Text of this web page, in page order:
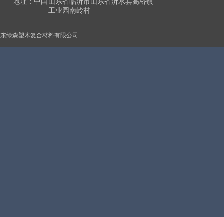
绿森塑木复合材料有限公司
地址：中国 山东省临沂市山东省沂水县高桥镇
工业园南岭村